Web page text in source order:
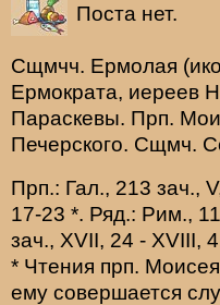
Поста нет.
Сщмчч. Ермолая (
Ермократа, иереев
Параскевы. Прп.
Печерского. Сщмч.
Прп.: Гал., 213 зач.,
17-23 *. Ряд.: Рим.,
зач., XVII, 24 - XVIII,
* Чтения прп.
ему совершается